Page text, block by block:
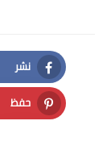
نشر
حفظ